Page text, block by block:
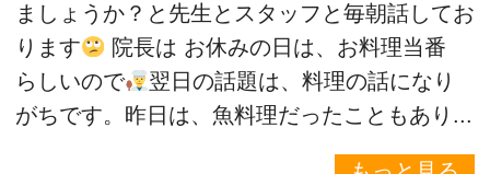
ましょうか？と先生とスタッフと毎朝話してお
ります
院長は お休みの日は、お料理当番
らしいので
翌日の話題は、料理の話になり
がちです。昨日は、魚料理だったこともあり...